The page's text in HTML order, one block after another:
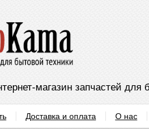
магазин запчастей для
Доставка и оплата О нас